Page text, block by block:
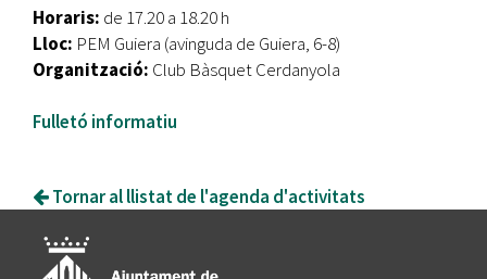
Horaris: de 17.20 a 18.20 h
Lloc: PEM Guiera (avinguda de Guiera, 6-8)
Organització: Club Bàsquet Cerdanyola
Fulletó informatiu
Tornar al llistat de l'agenda d'activitats